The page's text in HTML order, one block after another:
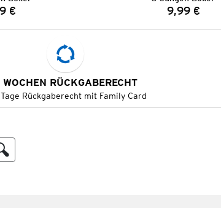
€ Preis:
9,99 €
RÜCKGABERECHT
Rückgaberecht mit Family Card